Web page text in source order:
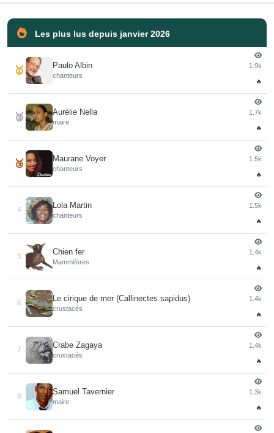
Les plus lus depuis janvier 2026
🥇 Paulo Albin
chanteurs
1.9k
🔥
🥈 Aurélie Nella
maire
1.7k
🔥
🥉 Maurane Voyer
chanteurs
1.5k
🔥
4
Lola Martin
chanteurs
1.5k
🔥
5
Chien fer
Mammifères
1.4k
🔥
6
Le cirique de mer (Callinectes sapidus)
crustacés
1.4k
🔥
7
Crabe Zagaya
crustacés
1.4k
🔥
8
Samuel Tavernier
maire
1.3k
🔥